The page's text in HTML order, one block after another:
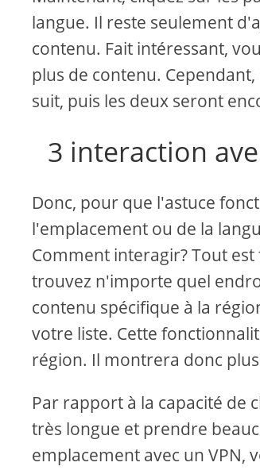
langue. Il reste seulement
contenu. Fait intéressant,
plus de contenu.
suit, puis les deux seront
3 interaction
Donc, pour que l'astuce
l'emplacement ou de la
Comment interagir? Tout
trouvez n'importe quel
contenu spécifique à la
votre liste. Cette
région. Il montrera donc
Par rapport à la capacité de
très longue et prendre
emplacement avec un VPN,